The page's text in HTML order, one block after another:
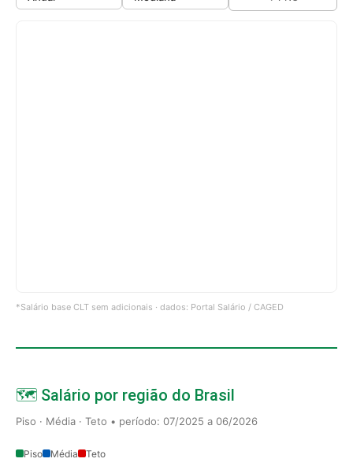
*Salário base CLT sem adicionais · dados: Portal Salário / CAGED
🗺️ Salário por região do Brasil
Piso · Média · Teto • período: 07/2025 a 06/2026
Piso Média Teto